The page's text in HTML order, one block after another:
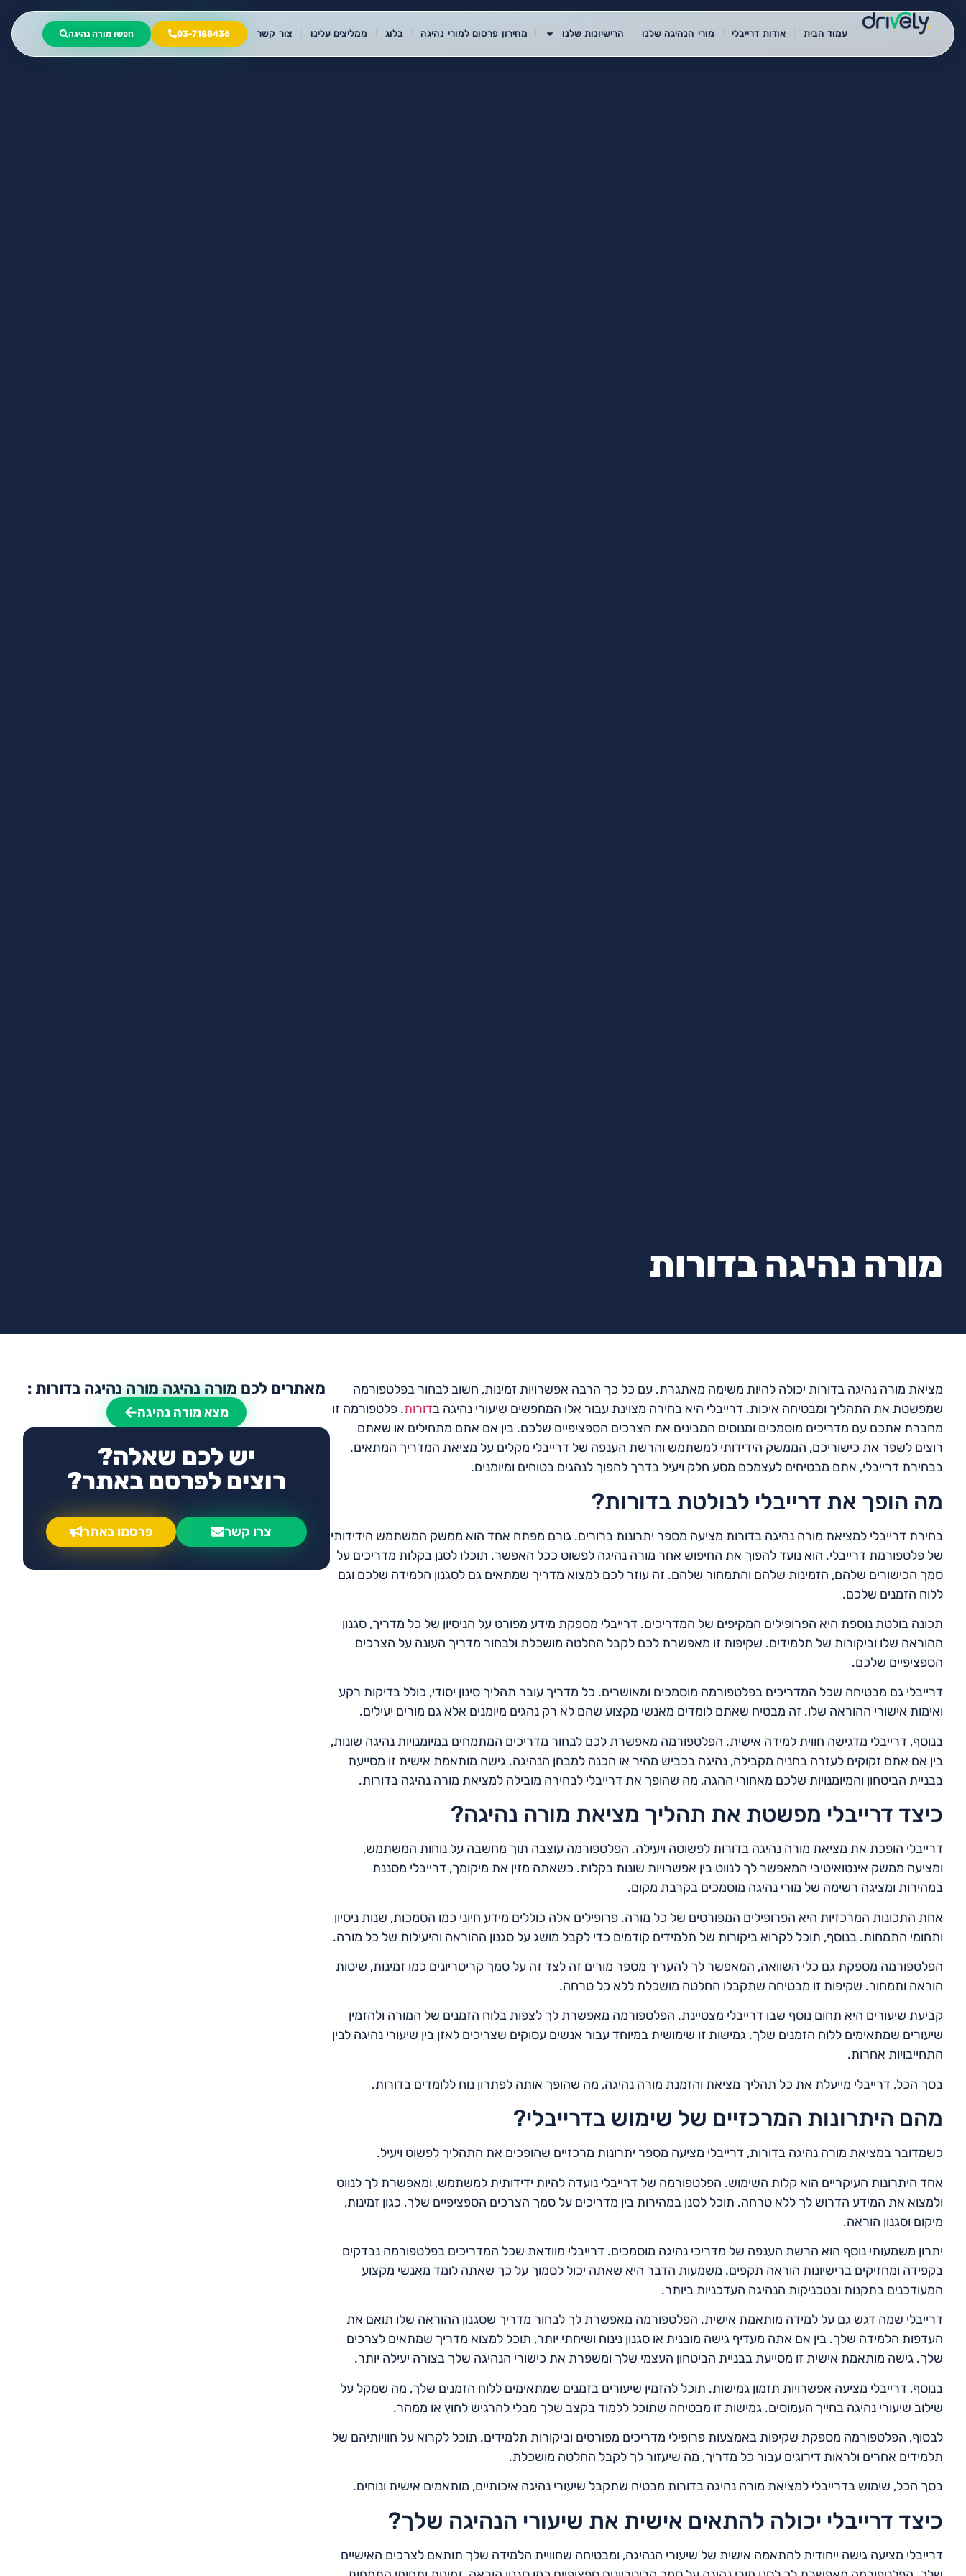
עמוד הבית אודות דרייבלי מורי הנהיגה שלנו הרישיונות שלנו מחירון פרסום למורי נהיגה בלוג ממליצים עלינו צור קשר 03-7188436 חפשו מורה נהיגה
מורה נהיגה בדורות
מציאת מורה נהיגה בדורות יכולה להיות משימה מאתגרת. עם כל כך הרבה אפשרויות זמינות, חשוב לבחור בפלטפורמה
שמפשטת את התהליך ומבטיחה איכות. דרייבלי היא בחירה מצוינת עבור אלו המחפשים שיעורי נהיגה בדורות. פלטפורמה זו
מחברת אתכם עם מדריכים מוסמכים ומנוסים המבינים את הצרכים הספציפיים שלכם. בין אם אתם מתחילים או שאתם
רוצים לשפר את כישוריכם, הממשק הידידותי למשתמש והרשת הענפה של דרייבלי מקלים על מציאת המדריך המתאים.
בבחירת דרייבלי, אתם מבטיחים לעצמכם מסע חלק ויעיל בדרך להפוך לנהגים בטוחים ומיומנים.
מה הופך את דרייבלי לבולטת בדורות?
בחירת דרייבלי למציאת מורה נהיגה בדורות מציעה מספר יתרונות ברורים. גורם מפתח אחד הוא ממשק המשתמש הידידותי
של פלטפורמת דרייבלי. הוא נועד להפוך את החיפוש אחר מורה נהיגה לפשוט ככל האפשר. תוכלו לסנן בקלות מדריכים על
סמך הכישורים שלהם, הזמינות שלהם והתמחור שלהם. זה עוזר לכם למצוא מדריך שמתאים גם לסגנון הלמידה שלכם וגם
ללוח הזמנים שלכם.
תכונה בולטת נוספת היא הפרופילים המקיפים של המדריכים. דרייבלי מספקת מידע מפורט על הניסיון של כל מדריך, סגנון
ההוראה שלו וביקורות של תלמידים. שקיפות זו מאפשרת לכם לקבל החלטה מושכלת ולבחור מדריך העונה על הצרכים
הספציפיים שלכם.
דרייבלי גם מבטיחה שכל המדריכים בפלטפורמה מוסמכים ומאושרים. כל מדריך עובר תהליך סינון יסודי, כולל בדיקות רקע
ואימות אישורי ההוראה שלו. זה מבטיח שאתם לומדים מאנשי מקצוע שהם לא רק נהגים מיומנים אלא גם מורים יעילים.
בנוסף, דרייבלי מדגישה חווית למידה אישית. הפלטפורמה מאפשרת לכם לבחור מדריכים המתמחים במיומנויות נהיגה שונות,
בין אם אתם זקוקים לעזרה בחניה מקבילה, נהיגה בכביש מהיר או הכנה למבחן הנהיגה. גישה מותאמת אישית זו מסייעת
בבניית הביטחון והמיומנויות שלכם מאחורי ההגה, מה שהופך את דרייבלי לבחירה מובילה למציאת מורה נהיגה בדורות.
כיצד דרייבלי מפשטת את תהליך מציאת מורה נהיגה?
דרייבלי הופכת את מציאת מורה נהיגה בדורות לפשוטה ויעילה. הפלטפורמה עוצבה תוך מחשבה על נוחות המשתמש,
ומציעה ממשק אינטואיטיבי המאפשר לך לנווט בין אפשרויות שונות בקלות. כשאתה מזין את מיקומך, דרייבלי מסננת
במהירות ומציגה רשימה של מורי נהיגה מוסמכים בקרבת מקום.
אחת התכונות המרכזיות היא הפרופילים המפורטים של כל מורה. פרופילים אלה כוללים מידע חיוני כמו הסמכות, שנות ניסיון
ותחומי התמחות. בנוסף, תוכל לקרוא ביקורות של תלמידים קודמים כדי לקבל מושג על סגנון ההוראה והיעילות של כל מורה.
הפלטפורמה מספקת גם כלי השוואה, המאפשר לך להעריך מספר מורים זה לצד זה על סמך קריטריונים כמו זמינות, שיטות
הוראה ותמחור. שקיפות זו מבטיחה שתקבלו החלטה מושכלת ללא כל טרחה.
קביעת שיעורים היא תחום נוסף שבו דרייבלי מצטיינת. הפלטפורמה מאפשרת לך לצפות בלוח הזמנים של המורה ולהזמין
שיעורים שמתאימים ללוח הזמנים שלך. גמישות זו שימושית במיוחד עבור אנשים עסוקים שצריכים לאזן בין שיעורי נהיגה לבין
התחייבויות אחרות.
בסך הכל, דרייבלי מייעלת את כל תהליך מציאת והזמנת מורה נהיגה, מה שהופך אותה לפתרון נוח ללומדים בדורות.
מהם היתרונות המרכזיים של שימוש בדרייבלי?
כשמדובר במציאת מורה נהיגה בדורות, דרייבלי מציעה מספר יתרונות מרכזיים שהופכים את התהליך לפשוט ויעיל.
אחד היתרונות העיקריים הוא קלות השימוש. הפלטפורמה של דרייבלי נועדה להיות ידידותית למשתמש, ומאפשרת לך לנווט
ולמצוא את המידע הדרוש לך ללא טרחה. תוכל לסנן במהירות בין מדריכים על סמך הצרכים הספציפיים שלך, כגון זמינות,
מיקום וסגנון הוראה.
יתרון משמעותי נוסף הוא הרשת הענפה של מדריכי נהיגה מוסמכים. דרייבלי מוודאת שכל המדריכים בפלטפורמה נבדקים
בקפידה ומחזיקים ברישיונות הוראה תקפים. משמעות הדבר היא שאתה יכול לסמוך על כך שאתה לומד מאנשי מקצוע
המעודכנים בתקנות ובטכניקות הנהיגה העדכניות ביותר.
דרייבלי שמה דגש גם על למידה מותאמת אישית. הפלטפורמה מאפשרת לך לבחור מדריך שסגנון ההוראה שלו תואם את
העדפות הלמידה שלך. בין אם אתה מעדיף גישה מובנית או סגנון נינוח ושיחתי יותר, תוכל למצוא מדריך שמתאים לצרכים
שלך. גישה מותאמת אישית זו מסייעת בבניית הביטחון העצמי שלך ומשפרת את כישורי הנהיגה שלך בצורה יעילה יותר.
בנוסף, דרייבלי מציעה אפשרויות תזמון גמישות. תוכל להזמין שיעורים בזמנים שמתאימים ללוח הזמנים שלך, מה שמקל על
שילוב שיעורי נהיגה בחייך העמוסים. גמישות זו מבטיחה שתוכל ללמוד בקצב שלך מבלי להרגיש לחוץ או ממהר.
לבסוף, הפלטפורמה מספקת שקיפות באמצעות פרופילי מדריכים מפורטים וביקורות תלמידים. תוכל לקרוא על חוויותיהם של
תלמידים אחרים ולראות דירוגים עבור כל מדריך, מה שיעזור לך לקבל החלטה מושכלת.
בסך הכל, שימוש בדרייבלי למציאת מורה נהיגה בדורות מבטיח שתקבל שיעורי נהיגה איכותיים, מותאמים אישית ונוחים.
כיצד דרייבלי יכולה להתאים אישית את שיעורי הנהיגה שלך?
דרייבלי מציעה גישה ייחודית להתאמה אישית של שיעורי הנהיגה, ומבטיחה שחוויית הלמידה שלך תותאם לצרכים האישיים
מאתרים לכם מורה נהיגה מורה נהיגה בדורות :
מצא מורה נהיגה
יש לכם שאלה?
רוצים לפרסם באתר?
צרו קשר פרסמו באתר